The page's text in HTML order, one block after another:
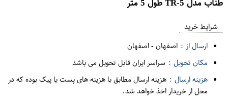
ف
ر
و
شرایط خرید
ارسال از : اصفهان-اصفهان
مکان تحویل : سراسر ایران قابل تحویل می باشد
هزینه ارسال : هزینه ارسال مطابق با هزینه های پست یا پیک بوده که در
محل از خریدار اخذ خواهد شد.